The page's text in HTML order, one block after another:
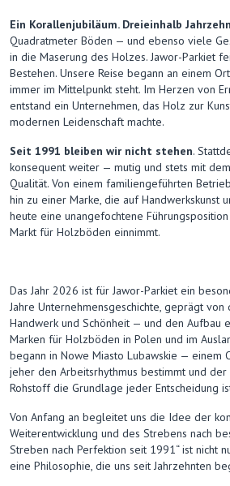
Ein Korallenjubiläum. Dreieinhalb
Quadratmeter Böden — und ebenso viele
in die Maserung des Holzes. Jawor-Parkiet
Bestehen. Unsere Reise begann an einem
immer im Mittelpunkt steht. Im Herzen von
entstand ein Unternehmen, das Holz zur
modernen Leidenschaft machte.
Seit 1991 bleiben wir nicht stehen.
konsequent weiter — mutig und stets mit
Qualität. Von einem familiengeführten
hin zu einer Marke, die auf Handwerkskunst
heute eine unangefochtene
Markt für Holzböden einnimmt.
Das Jahr 2026 ist für Jawor-Parkiet ein
Jahre Unternehmensgeschichte, geprägt
Handwerk und Schönheit — und den Aufbau
Marken für Holzböden in Polen und im
begann in Nowe Miasto Lubawskie — einem
jeher den Arbeitsrhythmus bestimmt und
Rohstoff die Grundlage jeder Entscheidung
Von Anfang an begleitet uns die Idee der
Weiterentwicklung und des Strebens nach
Streben nach Perfektion seit 1991“ ist nicht
eine Philosophie, die uns seit Jahrzehnten